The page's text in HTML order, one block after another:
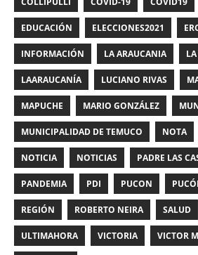
EDUCACIÓN ELECCIONES2021
INFORMACIÓN LA ARAUCANIA
LAARAUCANÍA LUCIANO RIVAS
MAPUCHE MARIO GONZÁLEZ
MUNICIPALIDAD DE TEMUCO NOTA
NOTICIA NOTICIAS PADRE LAS
PANDEMIA PDI PUCON
REGIÓN ROBERTO NEIRA SALUD
ULTIMAHORA VICTORIA VICTOR